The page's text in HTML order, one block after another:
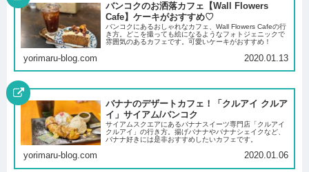
バンコクのお洒落カフェ【Wall Flowers
Cafe】ケーキがおすすめ♡
バンコクにあるおしゃれなカフェ、Wall Flowers Cafeの行
き方。どこを撮っても絵になるようなフォトジェニックで
雰囲気のあるカフェです。可愛いケーキがおすすめ！
yorimaru-blog.com 2020.01.13
バナナのデザートカフェ！「クルアイ クルア
イ」サイアム/バンコク
サイアムスクエアにあるバナナスイーツ専門店「クルアイ
クルアイ」の行き方。揚げバナナやバナナシェイクなど、
バナナ好きには是非おすすめしたいカフェです。
yorimaru-blog.com 2020.01.06